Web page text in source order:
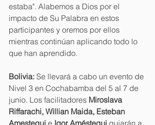
estaba". Alabemos a Dios por el
impacto de Su Palabra en estos
participantes y oremos por ellos
mientras continúan aplicando todo lo
que han aprendido.
Bolivia: Se llevará a cabo un evento de
Nivel 3 en Cochabamba del 5 al 7 de
junio. Los facilitadores Miroslava
Riffarachi, Willian Maida, Esteban
Amestegui e Igor Améstegui guiarán a